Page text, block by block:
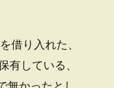
借り入れた、
有している、